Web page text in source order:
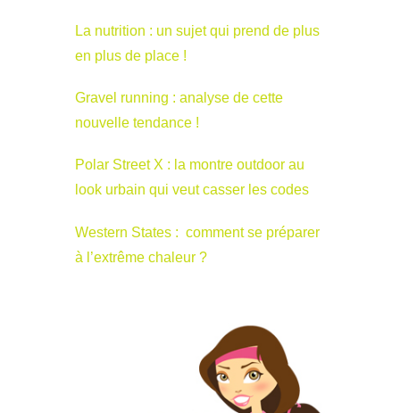
La nutrition : un sujet qui prend de plus
en plus de place !
Gravel running : analyse de cette
nouvelle tendance !
Polar Street X : la montre outdoor au
look urbain qui veut casser les codes
Western States : comment se préparer
à l’extrême chaleur ?